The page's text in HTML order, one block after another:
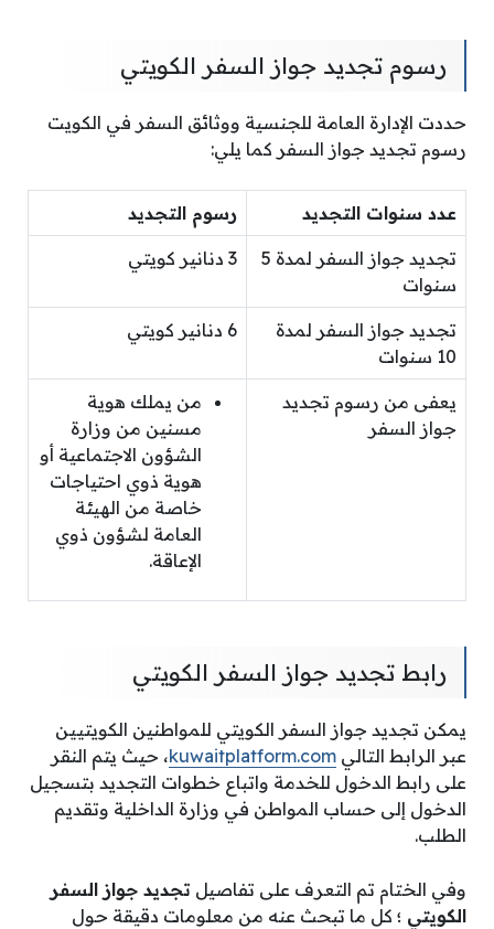
رسوم تجديد جواز السفر الكويتي
حددت الإدارة العامة للجنسية ووثائق السفر في الكويت
رسوم تجديد جواز السفر كما يلي:
عدد سنوات التجديد رسوم التجديد
تجديد جواز السفر لمدة 5
سنوات
3 دنانير كويتي
تجديد جواز السفر لمدة
10 سنوات
6 دنانير كويتي
يعفى من رسوم تجديد
جواز السفر
من يملك هوية
مسنين من وزارة
الشؤون الاجتماعية أو
هوية ذوي احتياجات
خاصة من الهيئة
العامة لشؤون ذوي
الإعاقة.
رابط تجديد جواز السفر الكويتي
يمكن تجديد جواز السفر الكويتي للمواطنين الكويتيين
عبر الرابط التالي kuwaitplatform.com، حيث يتم النقر
على رابط الدخول للخدمة واتباع خطوات التجديد بتسجيل
الدخول إلى حساب المواطن في وزارة الداخلية وتقديم
الطلب.
وفي الختام تم التعرف على تفاصيل تجديد جواز السفر
الكويتي ؛ كل ما تبحث عنه من معلومات دقيقة حول